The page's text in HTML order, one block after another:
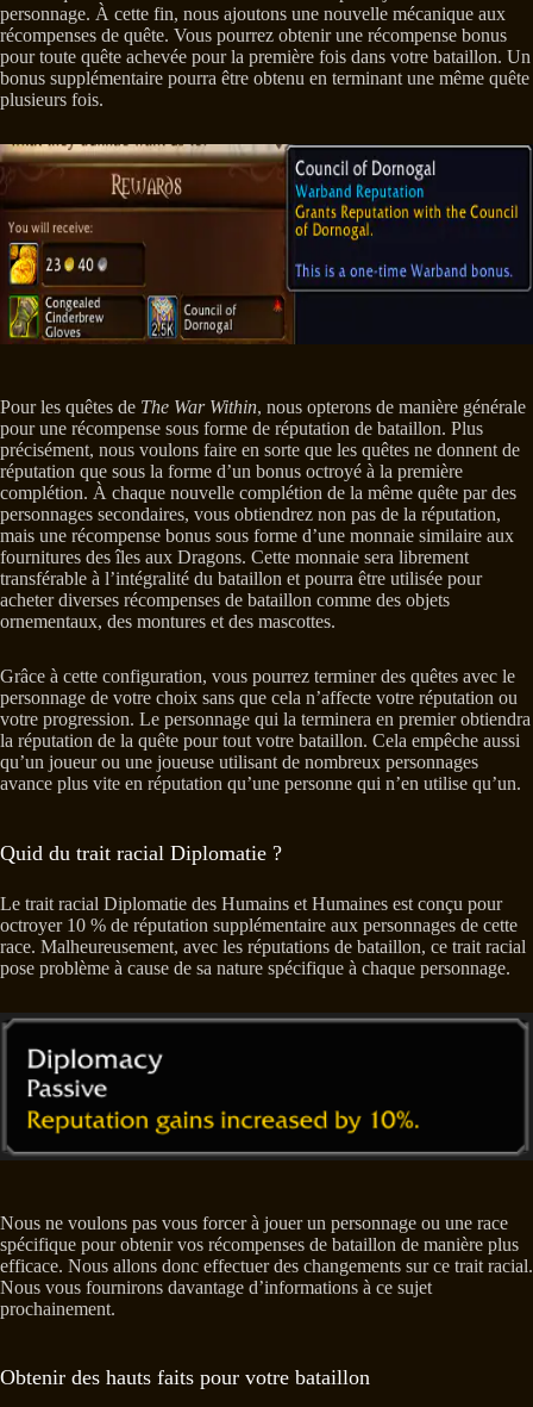
personnage. À cette fin, nous ajoutons une nouvelle mécanique aux
récompenses de quête. Vous pourrez obtenir une récompense bonus
pour toute quête achevée pour la première fois dans votre bataillon. Un
bonus supplémentaire pourra être obtenu en terminant une même quête
plusieurs fois.
Pour les quêtes de The War Within, nous opterons de manière générale
pour une récompense sous forme de réputation de bataillon. Plus
précisément, nous voulons faire en sorte que les quêtes ne donnent de
réputation que sous la forme d’un bonus octroyé à la première
complétion. À chaque nouvelle complétion de la même quête par des
personnages secondaires, vous obtiendrez non pas de la réputation,
mais une récompense bonus sous forme d’une monnaie similaire aux
fournitures des îles aux Dragons. Cette monnaie sera librement
transférable à l’intégralité du bataillon et pourra être utilisée pour
acheter diverses récompenses de bataillon comme des objets
ornementaux, des montures et des mascottes.
Grâce à cette configuration, vous pourrez terminer des quêtes avec le
personnage de votre choix sans que cela n’affecte votre réputation ou
votre progression. Le personnage qui la terminera en premier obtiendra
la réputation de la quête pour tout votre bataillon. Cela empêche aussi
qu’un joueur ou une joueuse utilisant de nombreux personnages
avance plus vite en réputation qu’une personne qui n’en utilise qu’un.
Quid du trait racial Diplomatie ?
Le trait racial Diplomatie des Humains et Humaines est conçu pour
octroyer 10 % de réputation supplémentaire aux personnages de cette
race. Malheureusement, avec les réputations de bataillon, ce trait racial
pose problème à cause de sa nature spécifique à chaque personnage.
Nous ne voulons pas vous forcer à jouer un personnage ou une race
spécifique pour obtenir vos récompenses de bataillon de manière plus
efficace. Nous allons donc effectuer des changements sur ce trait racial.
Nous vous fournirons davantage d’informations à ce sujet
prochainement.
Obtenir des hauts faits pour votre bataillon